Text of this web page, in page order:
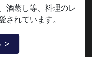
酒蒸し等、料理のレ
されています。
>